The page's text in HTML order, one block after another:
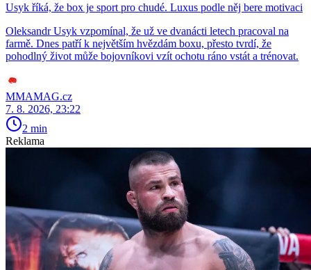
Usyk říká, že box je sport pro chudé. Luxus podle něj bere motivaci
Oleksandr Usyk vzpomínal, že už ve dvanácti letech pracoval na
farmě. Dnes patří k největším hvězdám boxu, přesto tvrdí, že
pohodlný život může bojovníkovi vzít ochotu ráno vstát a trénovat.
MMAMAG.cz
7. 8. 2026, 23:22
2 min
Reklama